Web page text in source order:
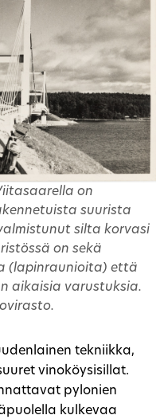
on
suurista
silta korvasi
on sekä
(lapinraunioita) että
aikaisia varustuksia.
tekniikka,
vinoköysisillat.
pylonien
kulkevaa